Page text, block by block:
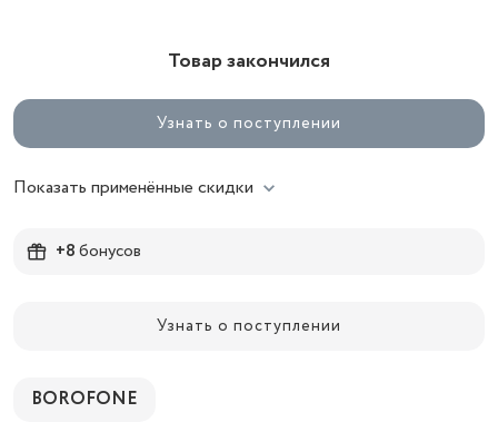
Товар закончился
Узнать о поступлении
Показать применённые скидки
+8бонусов
Узнать о поступлении
BOROFONE